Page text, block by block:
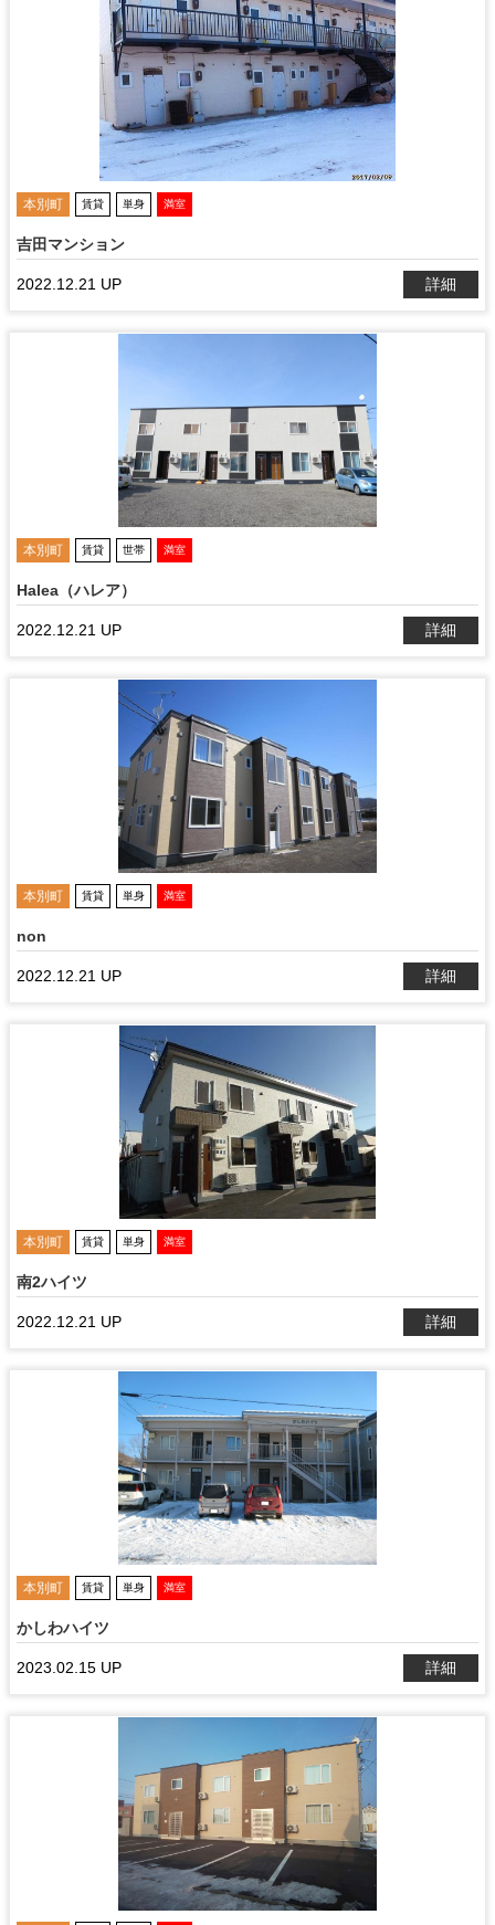
本別町 賃貸 単身 満室
吉田マンション
2022.12.21 UP 詳細
本別町 賃貸 世帯 満室
Halea（ハレア）
2022.12.21 UP 詳細
本別町 賃貸 単身 満室
non
2022.12.21 UP 詳細
本別町 賃貸 単身 満室
南2ハイツ
2022.12.21 UP 詳細
本別町 賃貸 単身 満室
かしわハイツ
2023.02.15 UP 詳細